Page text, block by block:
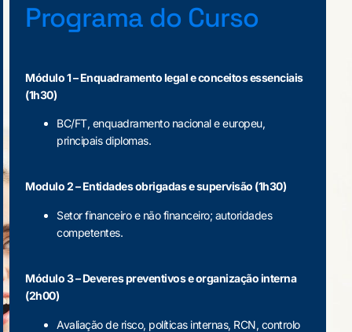
Programa do Curso
Módulo 1 – Enquadramento legal e conceitos essenciais
(1h30)
BC/FT, enquadramento nacional e europeu,
principais diplomas.
Modulo 2 – Entidades obrigadas e supervisão (1h30)
Setor financeiro e não financeiro; autoridades
competentes.
Módulo 3 – Deveres preventivos e organização interna
(2h00)
Avaliação de risco, políticas internas, RCN, controlo